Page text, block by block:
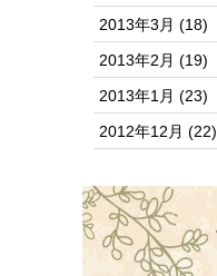
2013年3月 (18)
2013年2月 (19)
2013年1月 (23)
2012年12月 (22)